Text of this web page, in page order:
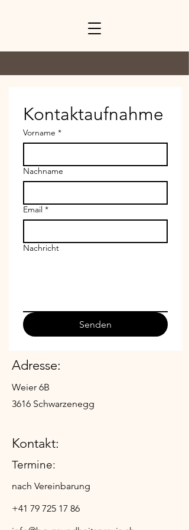
Kontaktaufnahme
Vorname *
Nachname
Email *
Nachricht
Senden
Adresse:
Weier 6B
3616 Schwarzenegg​
Kontakt:
Termine:
nach Vereinbarung
+41 79 725 17 86